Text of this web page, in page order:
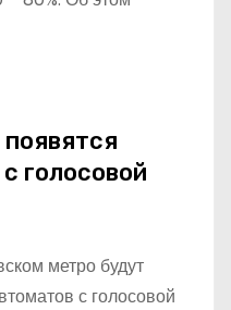
голосовой
метро будут
с голосовой